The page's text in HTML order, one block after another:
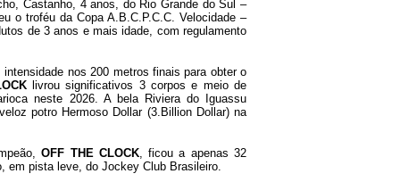
Castanho, 4 anos, do Rio Grande do Sul –
o troféu da Copa A.B.C.P.C.C. Velocidade –
de 3 anos e mais idade, com regulamento
nos 200 metros finais para obter o
livrou significativos 3 corpos e meio de
neste 2026. A bela Riviera do Iguassu
potro Hermoso Dollar (3.Billion Dollar) na
OFF THE CLOCK, ficou a apenas 32
em pista leve, do Jockey Club Brasileiro.